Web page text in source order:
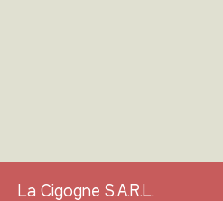
La Cigogne S.A.R.L.